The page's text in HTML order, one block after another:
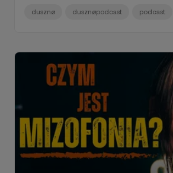
dusznø dusznøpodcast podcast